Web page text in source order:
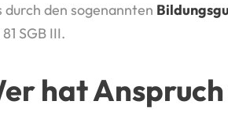
durch den sogenannten
SGB III.
hat